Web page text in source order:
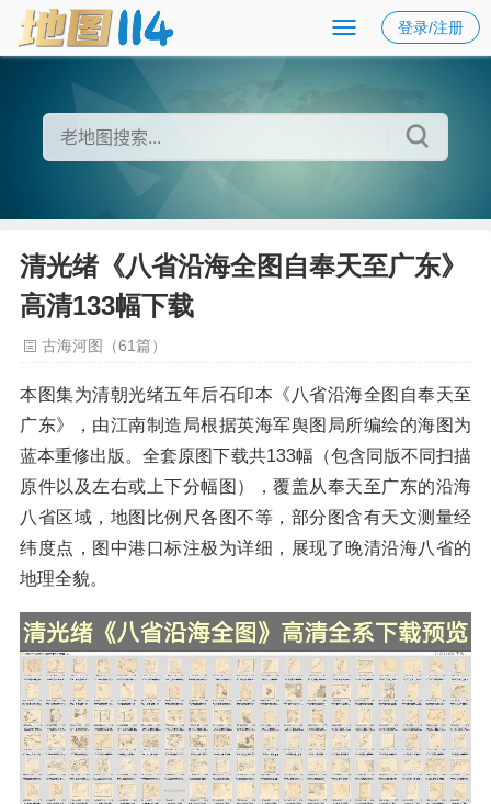
登录/注册
清光绪《八省沿海全图自奉天至广东》
高清133幅下载
古海河图（61篇）
本图集为清朝光绪五年后石印本《八省沿海全图自奉天至
广东》，由江南制造局根据英海军舆图局所编绘的海图为
蓝本重修出版。全套原图下载共133幅（包含同版不同扫描
原件以及左右或上下分幅图），覆盖从奉天至广东的沿海
八省区域，地图比例尺各图不等，部分图含有天文测量经
纬度点，图中港口标注极为详细，展现了晚清沿海八省的
地理全貌。